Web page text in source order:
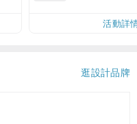
活動詳
逛設計品牌